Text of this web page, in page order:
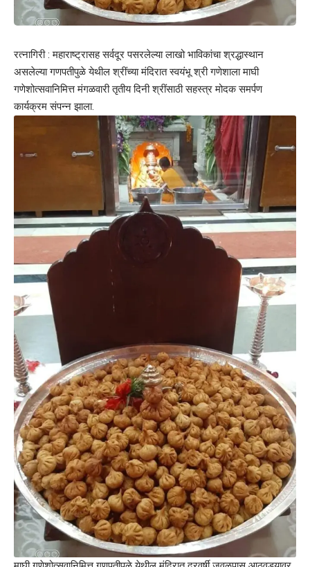
रत्नागिरी : महाराष्ट्रासह सर्वदूर पसरलेल्या लाखो भाविकांचा श्रद्धास्थान
असलेल्या गणपतीपुळे येथील श्रींच्या मंदिरात स्वयंभू श्री गणेशाला माघी
गणेशोत्सवानिमित्त मंगळवारी तृतीय दिनी श्रींसाठी सहस्त्र मोदक समर्पण
कार्यक्रम संपन्न झाला.